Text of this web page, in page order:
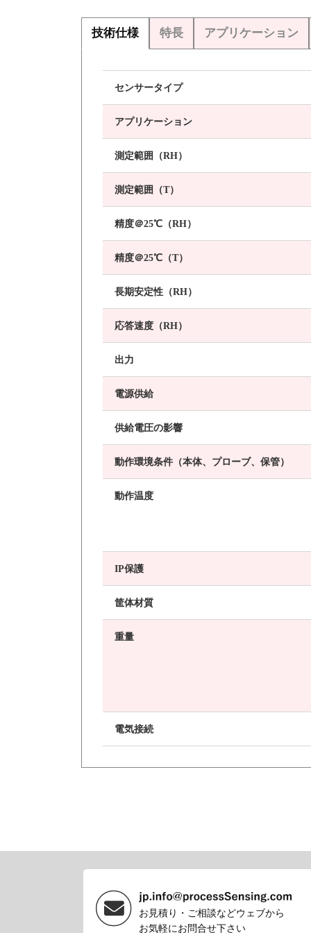
技術仕様 特長 アプリケーション
センサータイプ
アプリケーション
測定範囲（RH）
測定範囲（T）
精度＠25℃（RH）
精度＠25℃（T）
長期安定性（RH）
応答速度（RH）
出力
電源供給
供給電圧の影響
動作環境条件（本体、プローブ、保管）
動作温度
IP保護
筐体材質
重量
電気接続
お見積り・ご相談などウェブから
お気軽にお問合せ下さい